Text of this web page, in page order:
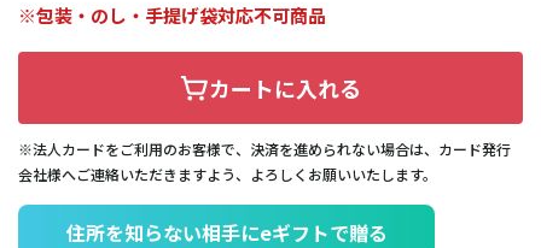
包装・のし・手提げ袋対応不可商品
カートに入れる
※法人カードをご利用のお客様で、決済を進められない場合は、カード発行
会社様へご連絡いただきますよう、よろしくお願いいたします。
住所を知らない相手にeギフトで贈る